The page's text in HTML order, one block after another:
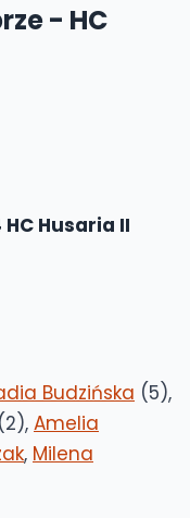
- HC
HC Husaria II
Budzińska (5),
(2), Amelia
, Milena